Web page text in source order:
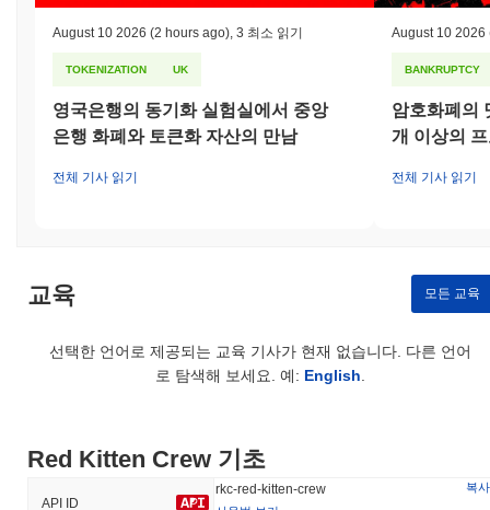
August 10 2026 (2 hours ago) 3 최소 읽기
TOKENIZATION UK
영국은행의 동기화 실험실에서 중앙
은행 화폐와 토큰화 자산의 만남
전체 기사 읽기
August 10 2026
BANKRUPTCY
암호화폐의
개 이상의
전체 기사 읽기
교육 모든 교육
선택한 언어로 제공되는 교육 기사가 현재 없습니다. 다른 언어
로 탐색해 보세요. 예: English
Red Kitten Crew 기초
API ID
rkc-red-kitten-crew
복사